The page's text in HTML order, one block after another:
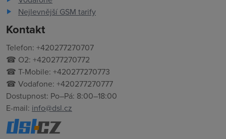
Nejlevnější GSM tarify
Kontakt
Telefon: +420277270707
☎ O2: +420277270772
☎ T-Mobile: +420277270773
☎ Vodafone: +420277270777
Dostupnost: Po–Pá: 8:00–18:00
E-mail: info@dsl.cz